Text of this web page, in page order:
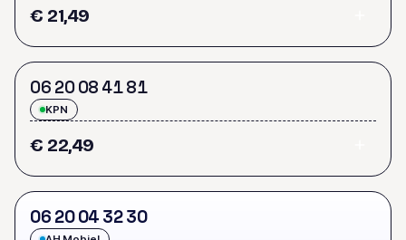
€ 21,49
06 2008 4181
KPN
€ 22,49
06 2004 3230